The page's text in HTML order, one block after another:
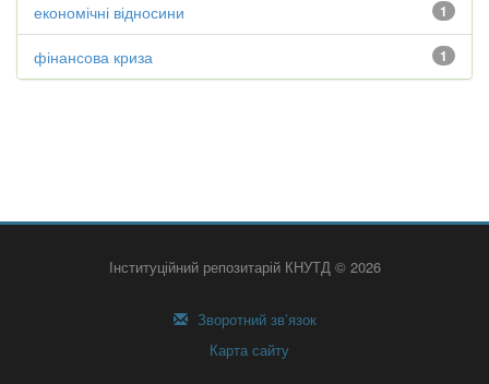
1
економічні відносини
1
фінансова криза
Інституційний репозитарій КНУТД © 2026
Зворотний зв’язок
Карта сайту